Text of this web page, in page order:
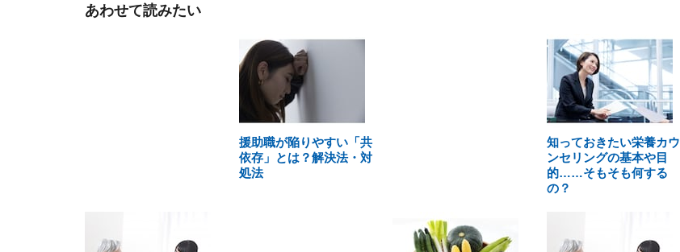
あわせて読みたい
援助職が陥りやすい「共
依存」とは？解決法・対
処法
知っておきたい栄養カウ
ンセリングの基本や目
的……そもそも何する
の？